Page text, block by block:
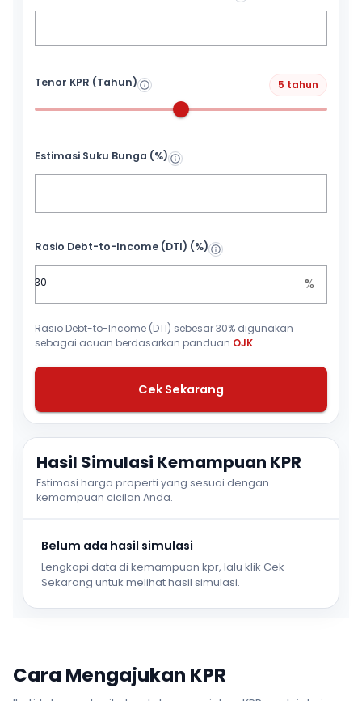
Tenor KPR (Tahun) 5 tahun
Estimasi Suku Bunga (%)
Rasio Debt-to-Income (DTI) (%)
%
Rasio Debt-to-Income (DTI) sebesar 30% digunakan
sebagai acuan berdasarkan panduan OJK .
Cek Sekarang
Hasil Simulasi Kemampuan KPR
Estimasi harga properti yang sesuai dengan
kemampuan cicilan Anda.
Belum ada hasil simulasi
Lengkapi data di kemampuan kpr, lalu klik Cek
Sekarang untuk melihat hasil simulasi.
Cara Mengajukan KPR